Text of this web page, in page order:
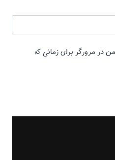
در مرورگر برای زمانی که